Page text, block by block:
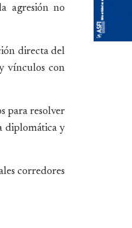
agresión no
directa del
vínculos con
para resolver
diplomática y
corredores